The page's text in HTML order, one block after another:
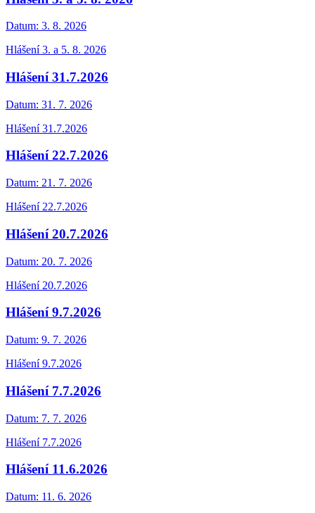
Datum: 3. 8. 2026
Hlášení 3. a 5. 8. 2026
Hlášení 31.7.2026
Datum: 31. 7. 2026
Hlášení 31.7.2026
Hlášení 22.7.2026
Datum: 21. 7. 2026
Hlášení 22.7.2026
Hlášení 20.7.2026
Datum: 20. 7. 2026
Hlášení 20.7.2026
Hlášení 9.7.2026
Datum: 9. 7. 2026
Hlášení 9.7.2026
Hlášení 7.7.2026
Datum: 7. 7. 2026
Hlášení 7.7.2026
Hlášení 11.6.2026
Datum: 11. 6. 2026